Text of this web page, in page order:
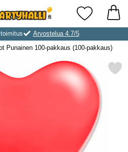
laajennettu Partyhallen AB
Suosikkini
Arvostelua 4.7/5
Punainen 100-pakkaus (100-pakkaus)
sydänilmapallot Punainen